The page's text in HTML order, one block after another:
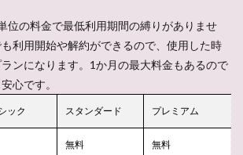
位の料金で最低利用期間の縛りがありませ
利用開始や解約ができるので、使用した時
ンになります。1か月の最大料金もあるので
心です。
ック スタンダード プレミアム
無料 無料